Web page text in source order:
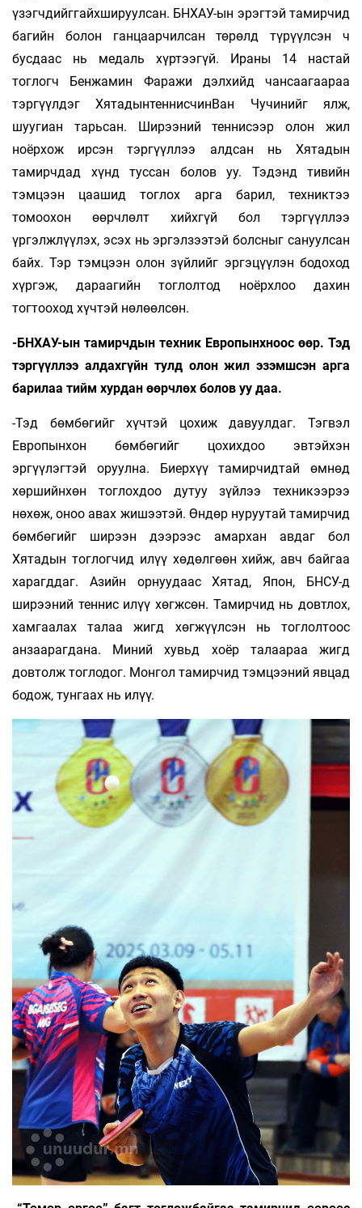
үзэгчдийггайхшируулсан. БНХАУ-ын эрэгтэй тамирчид
багийн болон ганцаарчилсан төрөлд түрүүлсэн ч
бусдаас нь медаль хүртээгүй. Ираны 14 настай
тоглогч Бенжамин Фаражи дэлхийд чансаагаараа
тэргүүлдэг ХятадынтеннисчинВан Чучинийг ялж,
шуугиан тарьсан. Ширээний теннисээр олон жил
ноёрхож ирсэн тэргүүллээ алдсан нь Хятадын
тамирчдад хүнд туссан болов уу. Тэдэнд тивийн
тэмцээн цаашид тоглох арга барил, техниктээ
томоохон өөрчлөлт хийхгүй бол тэргүүллээ
үргэлжлүүлэх, эсэх нь эргэлзээтэй болсныг сануулсан
байх. Тэр тэмцээн олон зүйлийг эргэцүүлэн бодоход
хүргэж, дараагийн тоглолтод ноёрхлоо дахин
тогтооход хүчтэй нөлөөлсөн.
-БНХАУ-ын тамирчдын техник Европынхноос өөр. Тэд
тэргүүллээ алдахгүйн тулд олон жил эзэмшсэн арга
барилаа тийм хурдан өөрчлөх болов уу даа.
-Тэд бөмбөгийг хүчтэй цохиж давуулдаг. Тэгвэл
Европынхон бөмбөгийг цохихдоо эвтэйхэн
эргүүлэгтэй оруулна. Биерхүү тамирчидтай өмнөд
хөршийнхөн тоглохдоо дутуу зүйлээ техникээрээ
нөхөж, оноо авах жишээтэй. Өндөр нуруутай тамирчид
бөмбөгийг ширээн дээрээс амархан авдаг бол
Хятадын тоглогчид илүү хөдөлгөөн хийж, авч байгаа
харагддаг. Азийн орнуудаас Хятад, Япон, БНСУ-д
ширээний теннис илүү хөгжсөн. Тамирчид нь довтлох,
хамгаалах талаа жигд хөгжүүлсэн нь тоглолтоос
анзаарагдана. Миний хувьд хоёр талаараа жигд
довтолж тоглодог. Монгол тамирчид тэмцээний явцад
бодож, тунгаах нь илүү.